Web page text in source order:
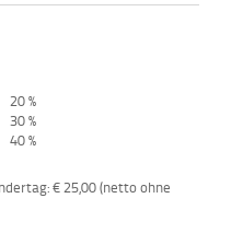
20 %
30 %
40 %
€ 25,00 (netto ohne